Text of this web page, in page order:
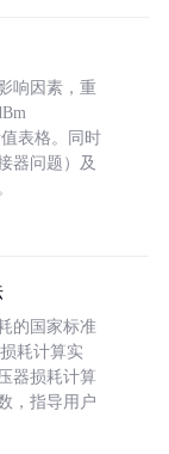
响因素，重
表格。同时
器问题）及
的国家标准
耗计算实
器损耗计算
，指导用户